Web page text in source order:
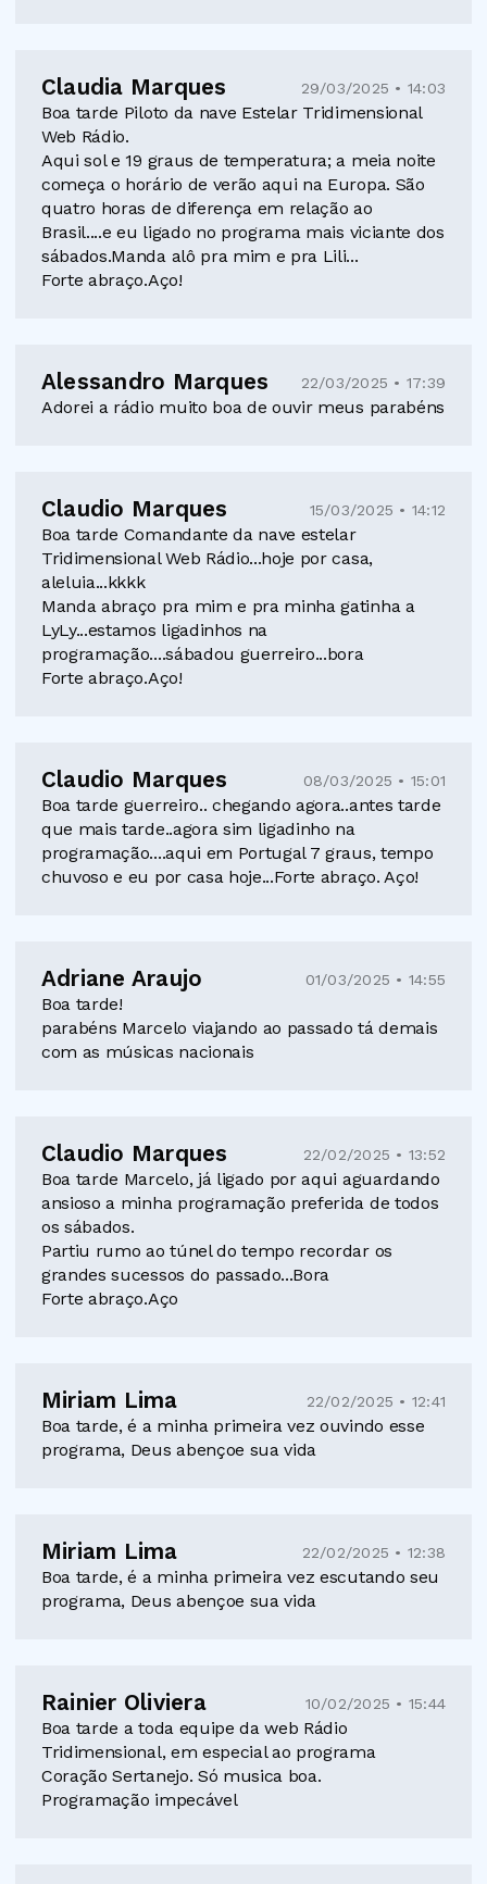
Claudia Marques 29/03/2025 • 14:03
Boa tarde Piloto da nave Estelar Tridimensional
Web Rádio.
Aqui sol e 19 graus de temperatura; a meia noite
começa o horário de verão aqui na Europa. São
quatro horas de diferença em relação ao
Brasil....e eu ligado no programa mais viciante dos
sábados.Manda alô pra mim e pra Lili...
Forte abraço.Aço!
Alessandro Marques 22/03/2025 • 17:39
Adorei a rádio muito boa de ouvir meus parabéns
Claudio Marques 15/03/2025 • 14:12
Boa tarde Comandante da nave estelar
Tridimensional Web Rádio...hoje por casa,
aleluia...kkkk
Manda abraço pra mim e pra minha gatinha a
LyLy...estamos ligadinhos na
programação....sábadou guerreiro...bora
Forte abraço.Aço!
Claudio Marques 08/03/2025 • 15:01
Boa tarde guerreiro.. chegando agora..antes tarde
que mais tarde..agora sim ligadinho na
programação....aqui em Portugal 7 graus, tempo
chuvoso e eu por casa hoje...Forte abraço. Aço!
Adriane Araujo 01/03/2025 • 14:55
Boa tarde!
parabéns Marcelo viajando ao passado tá demais
com as músicas nacionais
Claudio Marques 22/02/2025 • 13:52
Boa tarde Marcelo, já ligado por aqui aguardando
ansioso a minha programação preferida de todos
os sábados.
Partiu rumo ao túnel do tempo recordar os
grandes sucessos do passado...Bora
Forte abraço.Aço
Miriam Lima 22/02/2025 • 12:41
Boa tarde, é a minha primeira vez ouvindo esse
programa, Deus abençoe sua vida
Miriam Lima 22/02/2025 • 12:38
Boa tarde, é a minha primeira vez escutando seu
programa, Deus abençoe sua vida
Rainier Oliviera 10/02/2025 • 15:44
Boa tarde a toda equipe da web Rádio
Tridimensional, em especial ao programa
Coração Sertanejo. Só musica boa.
Programação impecável